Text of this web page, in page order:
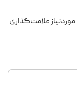
علامت‌گذاری